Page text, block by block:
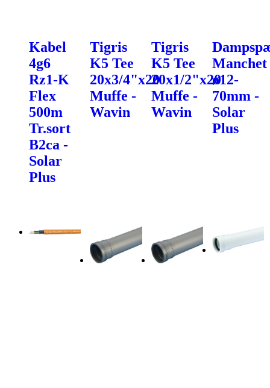
Kabel
4g6
Rz1-K
Flex
500m
Tr.sort
B2ca -
Solar
Plus
Tigris
K5 Tee
20x3/4"x20
Muffe -
Wavin
Tigris
K5 Tee
20x1/2"x20
Muffe -
Wavin
Manchet
ø12-
70mm -
Solar
Plus